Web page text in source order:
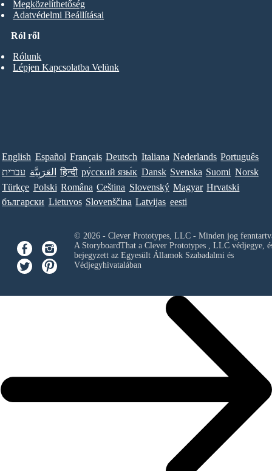
Ról ről
Rólunk
Lépjen Kapcsolatba Velünk
Megközelíthetőség
Adatvédelmi Beállításai
English Español Français Deutsch Italiana Nederlands Português
עברית العَرَبِيَّة हिन्दी ру́сский язы́к Dansk Svenska Suomi Norsk
Türkçe Polski Româna Ceština Slovenský Magyar Hrvatski
български Lietuvos Slovenščina Latvijas eesti
© 2026 - Clever Prototypes, LLC - Minden jog
A StoryboardThat a Clever Prototypes , LLCvédjegye,
bejegyzett az Egyesült Államok Szabadalmi és
Védjegyhivatalában